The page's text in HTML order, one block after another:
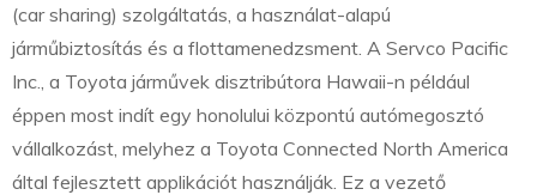
(car sharing) szolgáltatás, a használat-alapú
járműbiztosítás és a flottamenedzsment. A Servco Pacific
Inc., a Toyota járművek disztribútora Hawaii-n például
éppen most indít egy honolului központú autómegosztó
vállalkozást, melyhez a Toyota Connected North America
által fejlesztett applikációt használják. Ez a vezető